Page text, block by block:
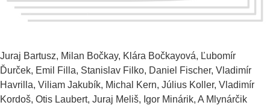
Juraj Bartusz, Milan Bočkay, Klára Bočkayová, Ľubomír
Ďurček, Emil Filla, Stanislav Filko, Daniel Fischer, Vladimír
Havrilla, Viliam Jakubík, Michal Kern, Július Koller, Vladimír
Kordoš, Otis Laubert, Juraj Meliš, Igor Minárik, A Mlynárčik